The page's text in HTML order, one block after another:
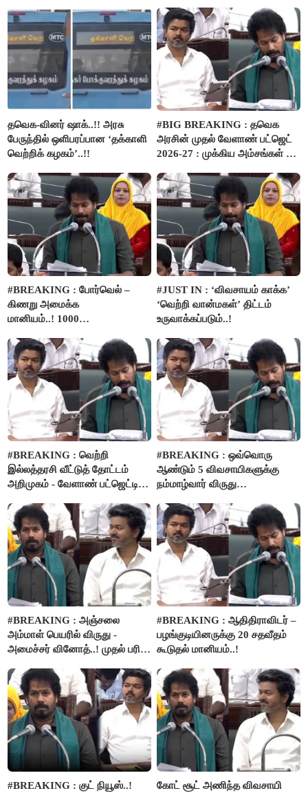
தவெக-வினர் ஷாக்..!! அரசு
பேருந்தில் ஒளிபரப்பான ‘தக்காளி
வெற்றிக் கழகம்’..!!
#BIG BREAKING : தவெக
அரசின் முதல் வேளாண் பட்ஜெட்
2026-27 : முக்கிய அம்சங்கள் ஓர்
#BREAKING : போர்வெல் –
கிணறு அமைக்க
மானியம்..! 1000
பம்புசெட் வழங்கப்படும்..!
#JUST IN : ‘விவசாயம் காக்க’
‘வெற்றி வான்மகள்’ திட்டம்
உருவாக்கப்படும்..!
#BREAKING : வெற்றி
இல்லத்தரசி வீட்டுத் தோட்டம்
அறிமுகம் - வேளாண் பட்ஜெட்டில்
#BREAKING : ஒவ்வொரு
ஆண்டும் 5 விவசாயிகளுக்கு
நம்மாழ்வார் விருது
#BREAKING : அஞ்சலை
அம்மாள் பெயரில் விருது -
அமைச்சர் வினோத்..! முதல் பரிசு
#BREAKING : ஆதிதிராவிடர் –
பழங்குடியினருக்கு 20 சதவீதம்
கூடுதல் மானியம்..!
#BREAKING : குட் நியூஸ்..!
கோட் சூட் அணிந்த விவசாயி